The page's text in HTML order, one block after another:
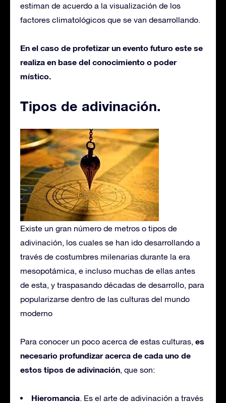
estiman de acuerdo a la visualización de los
factores climatológicos que se van desarrollando.
En el caso de profetizar un evento futuro este se
realiza en base del conocimiento o poder
místico.
Tipos de adivinación.
Existe un gran número de metros o tipos de
adivinación, los cuales se han ido desarrollando a
través de costumbres milenarias durante la era
mesopotámica, e incluso muchas de ellas antes
de esta, y traspasando décadas de desarrollo, para
popularizarse dentro de las culturas del mundo
moderno
Para conocer un poco acerca de estas culturas, es
necesario profundizar acerca de cada uno de
estos tipos de adivinación, que son:
Hieromancia. Es el arte de adivinación a través